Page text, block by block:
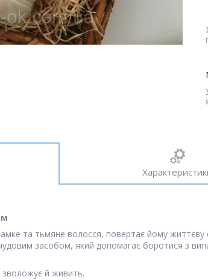
та тьмяне волосся, повертає йому
засобом, який допомагає боротися з
зволожує й живить.